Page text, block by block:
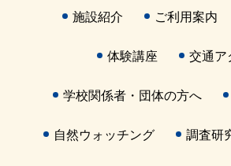
施設紹介 ご利用案内
体験講座 交通ア
学校関係者・団体の方へ
自然ウォッチング 調査研